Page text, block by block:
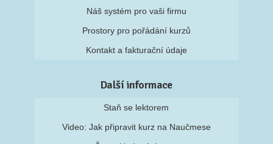
Náš systém pro vaši firmu
Prostory pro pořádání kurzů
Kontakt a fakturační údaje
Další informace
Staň se lektorem
Video: Jak připravit kurz na Naučmese